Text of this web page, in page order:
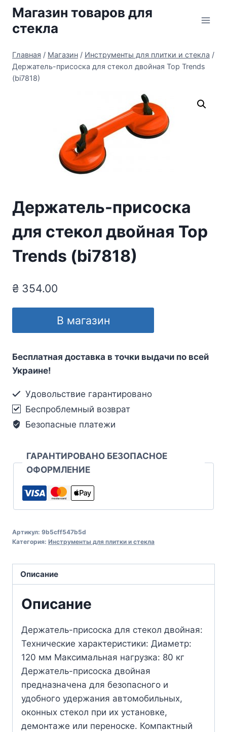
Перейти
содержимому
Магазин товаров для
стекла
Главная / Магазин / Инструменты для плитки и стекла /
Держатель-присоска для стекол двойная Top Trends
(bi7818)
Держатель-присоска
для стекол двойная Top
Trends (bi7818)
₴ 354.00
В магазин
Бесплатная доставка в точки выдачи по всей
Украине!
Удовольствие гарантировано
Беспроблемный возврат
Безопасные платежи
ГАРАНТИРОВАНО БЕЗОПАСНОЕ
ОФОРМЛЕНИЕ
Артикул: 9b5cff547b5d
Категория: Инструменты для плитки и стекла
Описание
Описание
Держатель-присоска для стекол двойная:
Технические характеристики: Диаметр:
120 мм Максимальная нагрузка: 80 кг
Держатель-присоска двойная
предназначена для безопасного и
удобного удержания автомобильных,
оконных стекол при их установке,
демонтаже или переноске. Компактный